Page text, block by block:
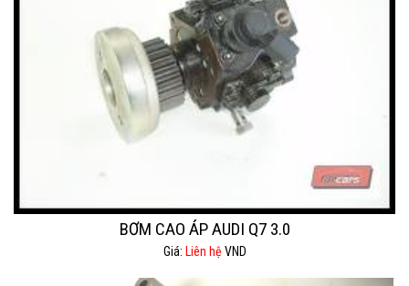
BƠM CAO ÁP AUDI Q7 3.0
Giá: Liên hệ VND